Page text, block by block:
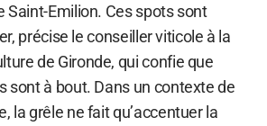
Saint-Emilion. Ces spots sont
précise le conseiller viticole à la
de Gironde, qui confie que
sont à bout. Dans un contexte de
la grêle ne fait qu’accentuer la